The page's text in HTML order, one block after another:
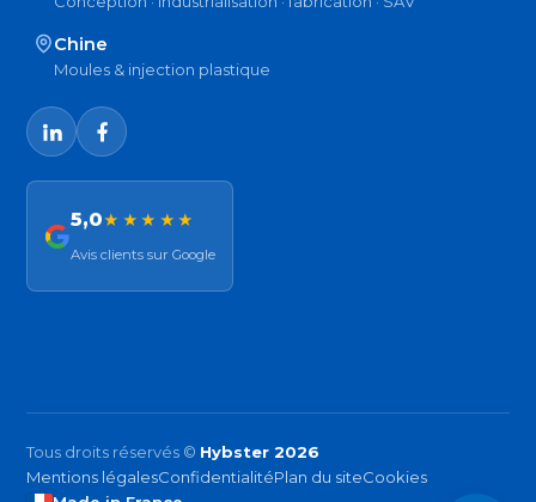
Chine
Moules & injection plastique
5,0★★★★★
Avis clients sur Google
Tous droits réservés © Hybster 2026
Mentions légalesConfidentialitéPlan du siteCookies